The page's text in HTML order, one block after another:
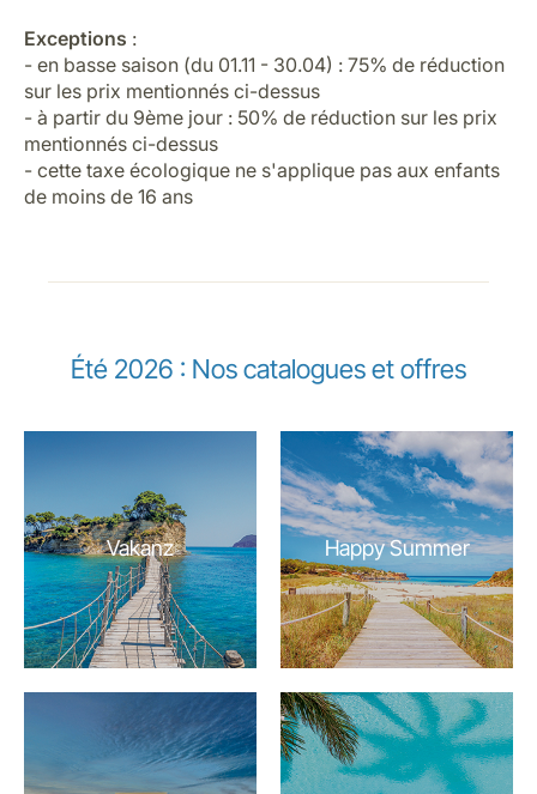
Exceptions :
- en basse saison (du 01.11 - 30.04) : 75% de réduction
sur les prix mentionnés ci-dessus
- à partir du 9ème jour : 50% de réduction sur les prix
mentionnés ci-dessus
- cette taxe écologique ne s'applique pas aux enfants
de moins de 16 ans
Été 2026 : Nos catalogues et offres
Vakanz Happy Summer